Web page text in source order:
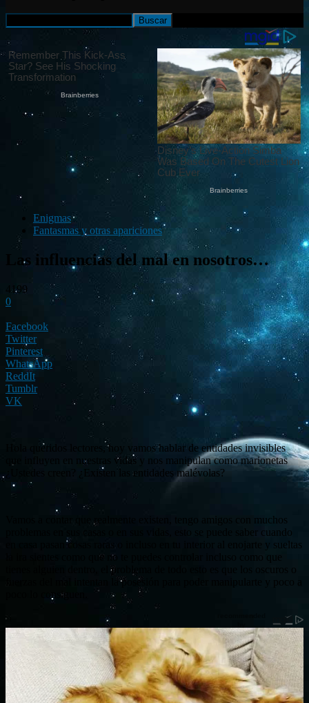
Enigmas
Fantasmas y otras apariciones
Las influencias del mal en nosotros…
4199
0
Facebook
Twitter
Pinterest
WhatsApp
ReddIt
Tumblr
VK
Hola queridos lectores, hoy vamos hablar de entidades invisibles
que influyen en nuestras vidas y nos manipulan como marionetas
¿Ustedes creen? ¿Existen las entidades malévolas?
Vamos a contar que realmente existen, tengo amigos con muchos
problemas en sus casas o en sus vidas, esto se puede saber cuando
en casa pasan cosas raras o incluso en tu interior al enojarte y sueltas
la ira sientes como que no te puedes controlar incluso como que
tienes alguien dentro, el problema de todo esto es que los oscuros o
fuerzas del mal intentan la posesión para poder manipularte y poco a
poco lo consiguen.